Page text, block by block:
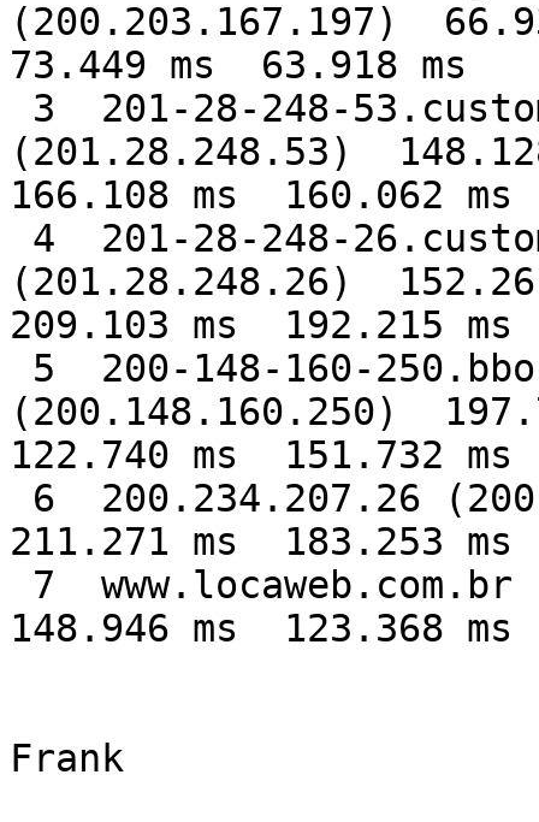
(200.203.167.197)
73.449 ms  63.918 ms
(201.28.248.53)
166.108 ms  160.062 ms
(201.28.248.26)
209.103 ms  192.215 ms
(200.148.160.250)
122.740 ms  151.732 ms
211.271 ms  183.253 ms
148.946 ms  123.368 ms
Frank